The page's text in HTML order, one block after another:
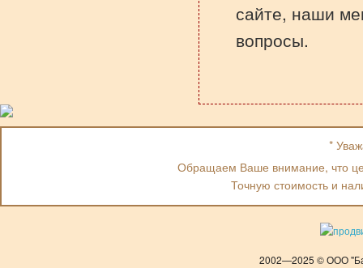
сайте, наши
вопросы.
*
Обращаем Ваше внимание, что
Точную стоимость и
2002—2025 © ООО